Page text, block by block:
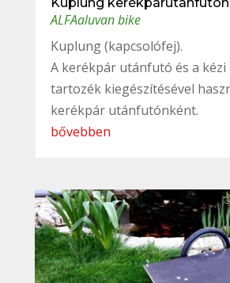
ALFAaluvan bike
Kuplung (kapcsolófej).
A kerékpár utánfutó és a kézi
tartozék kiegészítésével
kerékpár utánfutónként.
bővebben